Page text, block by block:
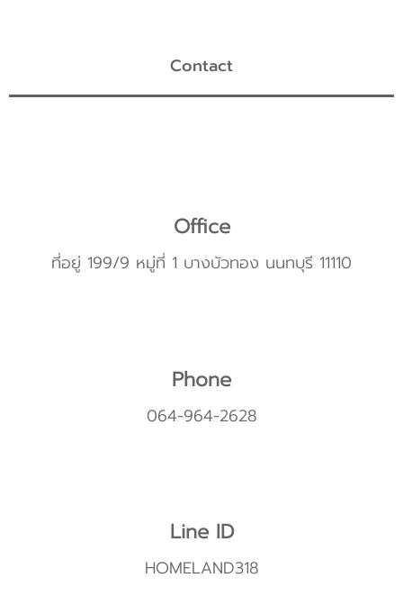
Contact
Office
ที่อยู่ 199/9 หมู่ที่ 1 บางบัวทอง นนทบุรี 11110
Phone
064-964-2628
Line ID
HOMELAND318